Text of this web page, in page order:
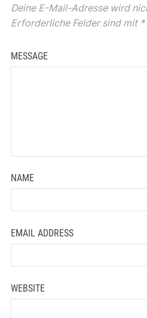
Deine E-Mail-Adresse wird
Erforderliche Felder sind mit *
MESSAGE
NAME
EMAIL ADDRESS
WEBSITE